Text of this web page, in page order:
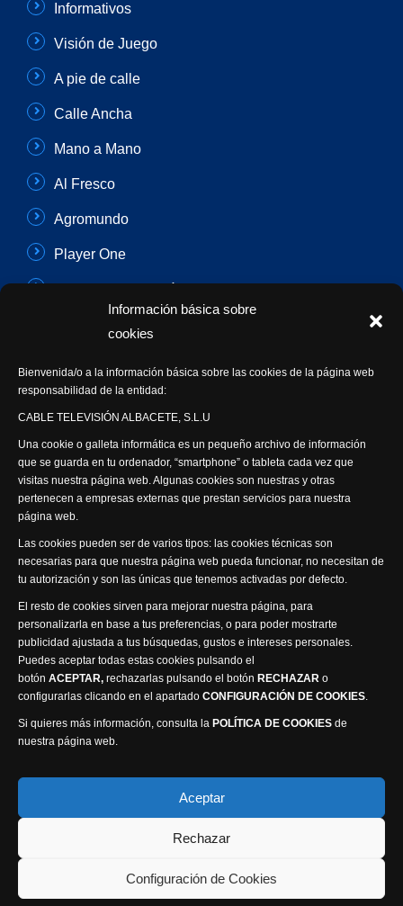
Información básica sobre
cookies
Bienvenida/o a la información básica sobre las cookies de la página web
responsabilidad de la entidad:
CABLE TELEVISIÓN ALBACETE, S.L.U
Una cookie o galleta informática es un pequeño archivo de información
que se guarda en tu ordenador, “smartphone” o tableta cada vez que
visitas nuestra página web. Algunas cookies son nuestras y otras
pertenecen a empresas externas que prestan servicios para nuestra
página web.
Las cookies pueden ser de varios tipos: las cookies técnicas son
necesarias para que nuestra página web pueda funcionar, no necesitan de
tu autorización y son las únicas que tenemos activadas por defecto.
El resto de cookies sirven para mejorar nuestra página, para
personalizarla en base a tus preferencias, o para poder mostrarte
publicidad ajustada a tus búsquedas, gustos e intereses personales.
Puedes aceptar todas estas cookies pulsando el
botón ACEPTAR, rechazarlas pulsando el botón RECHAZAR o
configurarlas clicando en el apartado CONFIGURACIÓN DE COOKIES.
Si quieres más información, consulta la POLÍTICA DE COOKIES de
nuestra página web.
Aceptar
Rechazar
Configuración de Cookies
Informativos
Visión de Juego
A pie de calle
Calle Ancha
Mano a Mano
Al Fresco
Agromundo
Player One
Síguenos
Política de privacidad
Política de cookies
Accesibilidad
Compromiso con la protección de datos personales
Visión Seis Televisión © 2014 Parque Empresarial
Ajusa, Calle 1 nº1, Ctra. Ayora - km 2.2, 02006
Albacete, España - Tel.967 240 648